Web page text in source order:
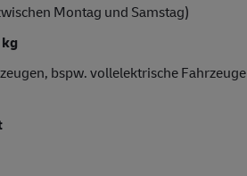
Montag und Samstag)
bspw. vollelektrische Fahrzeuge